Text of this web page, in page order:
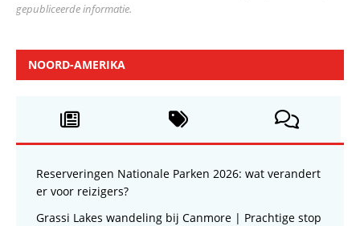
gepubliceerde informatie.
NOORD-AMERIKA
Reserveringen Nationale Parken 2026: wat verandert
er voor reizigers?
Grassi Lakes wandeling bij Canmore | Prachtige stop